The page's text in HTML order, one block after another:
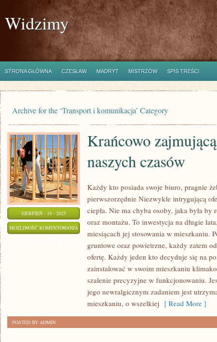
Widzimy
STRONA GŁÓWNA CZESŁAW MADRYT MISTRZÓW SPIS TREŚCI
Archive for the ‘Transport i komunikacja’ Category
SIERPIEŃ - 19 - 2025
MOŻLIWOŚĆ KOMENTOWANIA
SUGESTIĄ
Krańcowo
naszych czasów
Każdy kto posiada swoje biuro, pragnie
pierwszorzędnie Niezwykle intrygującą
ciepła. Nie ma chyba osoby, jaka była
oraz montażu. To inwestycja na długie
miesiącach jej stosowania w mieszkaniu.
gruntowe oraz powietrzne, każdy zatem
ofertę. Każdy jeden kto decyduje się na
zainstalować w swoim mieszkaniu
szalenie precyzyjne w funkcjonowaniu.
jego newralgicznym zadaniem jest
mieszkaniu, o wszelkiej [ Read More ]
POSTED BY ADMIN